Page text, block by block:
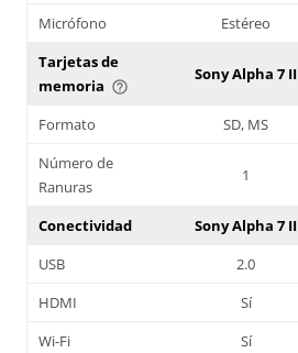
Micrófono
Estéreo
Tarjetas de
memoria help_outline
Sony Alpha 7 II
Formato SD, MS
Número de
Ranuras
1
Conectividad Sony Alpha 7 II
USB
2.0
HDMI
Sí
Wi-Fi
Sí